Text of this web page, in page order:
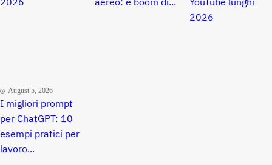
2026
August 5, 2026
I migliori prompt
per ChatGPT: 10
esempi pratici per
lavoro...